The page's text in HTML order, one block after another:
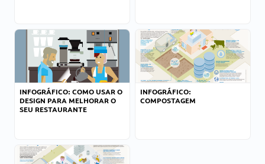
INFOGRÁFICO: COMO USAR O
DESIGN PARA MELHORAR O
SEU RESTAURANTE
INFOGRÁFICO:
COMPOSTAGEM